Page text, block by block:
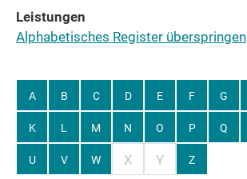
Leistungen
Alphabetisches Register überspringen
A B C D E F G
K L M N O P Q
U V W X Y Z